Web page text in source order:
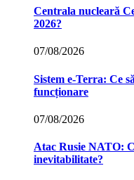
Centrala nucleară
2026?
07/08/2026
Sistem e-Terra: Ce
funcționare
07/08/2026
Atac Rusie NATO:
inevitabilitate?